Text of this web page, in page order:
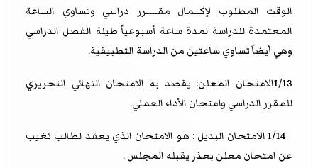
الوقت المطلوب لإكــمال مقــــرر دراسي وتساوي الساعة
المعتمدة للدراسة لمدة ساعة أسبوعياً طيلة الفصل الدراسي
وهي أيضاً تساوي ساعتين من الدراسة التطبيقية.
1/13الامتحان المعلن: يقصد به الامتحان النهائي التحريري
للمقرر الدراسي وامتحان الأداء العملي.
1/14 الامتحان البديل : هو الامتحان الذي يعقد لطالب تغيب
عن امتحان معلن بعذر يقبله المجلس .